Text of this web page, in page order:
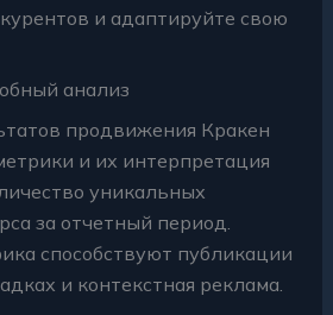
и адаптируйте свою
анализ
продвижения Кракен
и их интерпретация
уникальных
за отчетный период.
способствуют публикации
и контекстная реклама.